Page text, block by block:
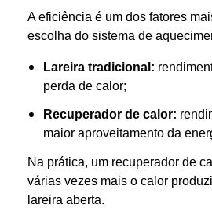
A eficiência é um dos fatores
escolha do sistema de
Lareira tradicional:
perda de calor;
Recuperador de calor:
maior aproveitamento da
Na prática, um recuperador de
várias vezes mais o calor
lareira aberta.